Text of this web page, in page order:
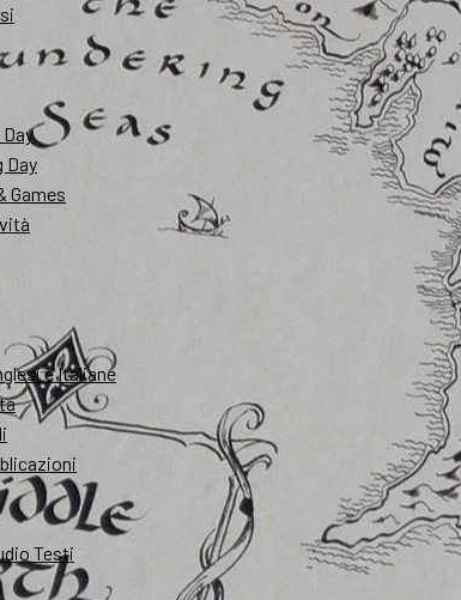
Day
Games
e Italiane
Testi